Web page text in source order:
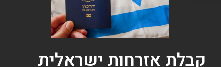
קבלת אזרחות ישראלית